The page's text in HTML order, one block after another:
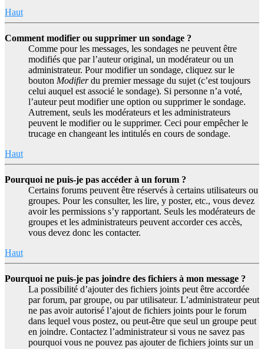
Haut
Comment modifier ou supprimer un sondage ?
Comme pour les messages, les sondages ne peuvent être
modifiés que par l’auteur original, un modérateur ou un
administrateur. Pour modifier un sondage, cliquez sur le
bouton Modifierdu premier message du sujet (c’est toujours
celui auquel est associé le sondage). Si personne n’a voté,
l’auteur peut modifier une option ou supprimer le sondage.
Autrement, seuls les modérateurs et les administrateurs
peuvent le modifier ou le supprimer. Ceci pour empêcher le
trucage en changeant les intitulés en cours de sondage.
Haut
Pourquoi ne puis-je pas accéder à un forum ?
Certains forums peuvent être réservés à certains utilisateurs ou
groupes. Pour les consulter, les lire, y poster, etc., vous devez
avoir les permissions s’y rapportant. Seuls les modérateurs de
groupes et les administrateurs peuvent accorder ces accès,
vous devez donc les contacter.
Haut
Pourquoi ne puis-je pas joindre des fichiers à mon message ?
La possibilité d’ajouter des fichiers joints peut être accordée
par forum, par groupe, ou par utilisateur. L’administrateur peut
ne pas avoir autorisé l’ajout de fichiers joints pour le forum
dans lequel vous postez, ou peut-être que seul un groupe peut
en joindre. Contactez l’administrateur si vous ne savez pas
pourquoi vous ne pouvez pas ajouter de fichiers joints sur un